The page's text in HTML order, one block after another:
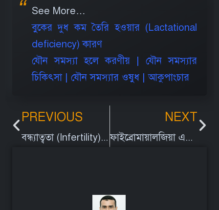
See More…
বুকের দুধ কম তৈরি হওয়ার (Lactational
deficiency) কারণ
যৌন সমস্যা হলে করণীয় | যৌন সমস্যার
চিকিৎসা | যৌন সমস্যার ওষুধ | আকুপাংচার
PREVIOUS
বন্ধ্যাত্বতা (Infertility) নিরাময়ে আকুপাংচারের ভুমিকা
NEXT
ফাইব্রোমায়ালজিয়া এর (Fibromyalgia) কারণ, উপসর্গ ও চিকিৎসা